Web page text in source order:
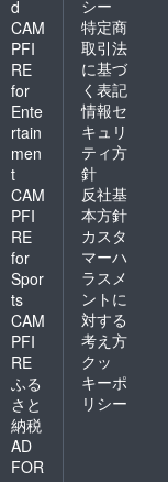
d
CAM
PFI
RE
for
Ente
rtain
men
t
CAM
PFI
RE
for
Spor
ts
CAM
PFI
RE
ふる
さと
納税
AD
FOR
シー
特定商
取引法
に基づ
く表記
情報セ
キュリ
ティ方
針
反社基
本方針
カスタ
マーハ
ラスメ
ントに
対する
考え方
クッ
キーポ
リシー